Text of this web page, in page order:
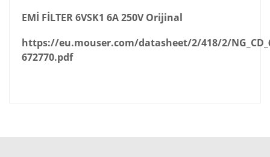
EMİ FİLTER 6VSK1 6A 250V Orijinal
https://eu.mouser.com/datasheet/2/418/2/
672770.pdf